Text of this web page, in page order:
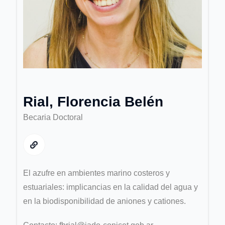
Rial, Florencia Belén
Becaria Doctoral
El azufre en ambientes marino costeros y
estuariales: implicancias en la calidad del agua y
en la biodisponibilidad de aniones y cationes.